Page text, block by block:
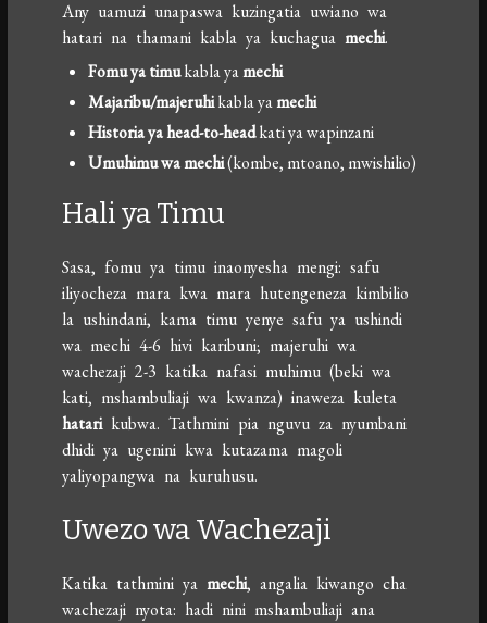
Any uamuzi unapaswa kuzingatia uwiano wa
hatari na thamani kabla ya kuchaguamechi.
Fomu ya timukabla yamechi
Majaribu/majeruhikabla yamechi
Historia ya head-to-headkati ya wapinzani
Umuhimu wa mechi(kombe, mtoano, mwishilio)
Hali ya Timu
Sasa, fomu ya timu inaonyesha mengi: safu
iliyocheza mara kwa mara hutengeneza kimbilio
la ushindani, kama timu yenye safu ya ushindi
wa mechi 4-6 hivi karibuni; majeruhi wa
wachezaji 2-3 katika nafasi muhimu (beki wa
kati, mshambuliaji wa kwanza) inaweza kuleta
hatarikubwa. Tathmini pia nguvu za nyumbani
dhidi ya ugenini kwa kutazama magoli
yaliyopangwa na kuruhusu.
Uwezo wa Wachezaji
Katika tathmini yamechi, angalia kiwango cha
wachezaji nyota: hadi nini mshambuliaji ana